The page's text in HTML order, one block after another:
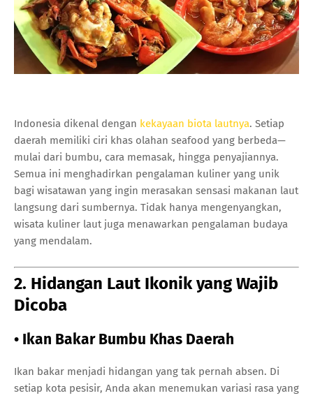
Indonesia dikenal dengan kekayaan biota lautnya. Setiap
daerah memiliki ciri khas olahan seafood yang berbeda—
mulai dari bumbu, cara memasak, hingga penyajiannya.
Semua ini menghadirkan pengalaman kuliner yang unik
bagi wisatawan yang ingin merasakan sensasi makanan laut
langsung dari sumbernya. Tidak hanya mengenyangkan,
wisata kuliner laut juga menawarkan pengalaman budaya
yang mendalam.
2. Hidangan Laut Ikonik yang Wajib
Dicoba
• Ikan Bakar Bumbu Khas Daerah
Ikan bakar menjadi hidangan yang tak pernah absen. Di
setiap kota pesisir, Anda akan menemukan variasi rasa yang